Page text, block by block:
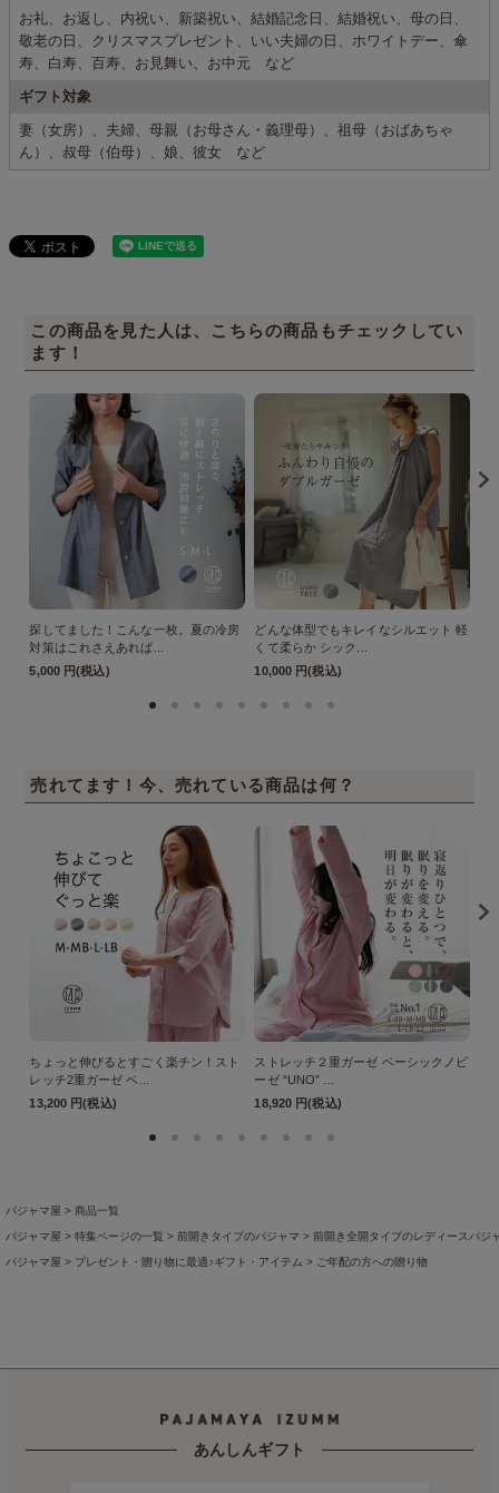
お礼、お返し、内祝い、新築祝い、結婚記念日、結婚祝い、母の日、
敬老の日、クリスマスプレゼント、いい夫婦の日、ホワイトデー、傘
寿、白寿、百寿、お見舞い、お中元 など
ギフト対象
妻（女房）、夫婦、母親（お母さん・義理母）、祖母（おばあちゃ
ん）、叔母（伯母）、娘、彼女 など
この商品を見た人は、こちらの商品もチェックしてい
ます！
探してました！こんな一枚。夏の冷房
対策はこれさえあれば...
5,000 円(税込)
どんな体型でもキレイなシルエット 軽
くて柔らか シック...
10,000 円(税込)
売れてます！今、売れている商品は何？
ちょっと伸びるとすごく楽チン！スト
レッチ2重ガーゼ ベ...
13,200 円(税込)
ストレッチ２重ガーゼ ベーシックノビ
ーゼ “UNO” ...
18,920 円(税込)
パジャマ屋 商品一覧
パジャマ屋 特集ページの一覧 前開きタイプのパジャマ 前開き全開タイプのレディースパジ
パジャマ屋 プレゼント・贈り物に最適♪ギフト・アイテム ご年配の方への贈り物
盛夏向き 夏でも長袖＆七分袖
数量限定・在庫限り！アウトレット商品を集めました
あんしんギフト